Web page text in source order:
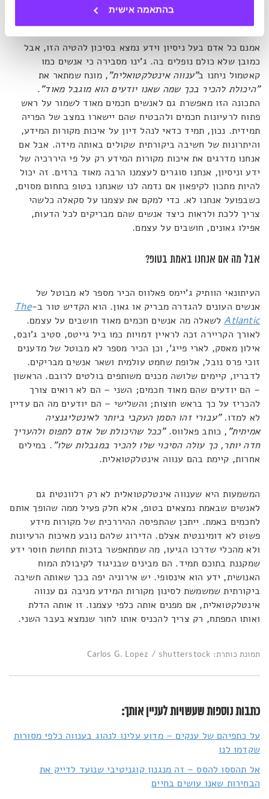
בהתאמה אישית
העבר – והדחף לפעול כך גובר ככל שאנו צוברים יותר ניסיון"
אמנם כל אדם בעל ניסיון וידע נמצא בסיכון להטיה הזו, אבל
כמובן שלא כולם נופלים בה. ג'ינו מסבירה כי אנשים כמו
קאטמול ניחנו ב"ענווה אינטלקטואלית", מונח שמתאר את
"היכולת להכיר בכך שמה שאנו יודעים הוא מוגבל מאוד".
התכונה הזו מאפשרת גם לאנשים חכמים מאוד לשמור על ראש
פתוח לרעיונות חכמים ולהבטיח שהם יישארו במצב של הפריה
תמידית. נכון, תמיד כדאי לנהל דיון על איכות מקורות המידע,
והיתרונות של חשיבה ביקורתית שקולים באותה מידה. אבל אם
אנחנו מדרגים את איכות מקורות המידע רק על פי היררכיה של
ידע וניסיון, אנחנו סוגרים לעצמנו הרבה מאוד ברזים. זה יכול
להיות מתכון לקיפאון אם נדמה לנו שאנחנו בטופ בתחום מסוים,
כשבפועל אנחנו לא. כדי למקם את עצמנו על סקאלה כלשהי
צריך ללכת ולראות כיצד אנשים שהם מבריקים לכל הדעות,
אפילו גאונים, חושבים על עצמם.
אבל מה אם אנחנו באמת בטופ?
העיתונאי הוותיק ג'יימס פאלווס הכיר מספר לא מבוטל של
אנשים העונים להגדרה מבריק או גאון. הוא הקדיש טור ב-The
Atlanticלשאלה מה אנשים חכמים מאוד חושבים על עצמם.
לאורך הקריירה זכה לראיין דמויות כמו ביל גייטס, סטיב ג'ובס,
אילון מאסק, לארי פייג', וכן הכיר מספר לא מבוטל של מדענים
זוכי פרס נובל, אלופת שחמט עולמית ושאר אנשים מבריקים.
לדבריו, קיימים שלושה מכנים משותפים בולטים לרובם. הראשון
– הם יודעים שהם מאוד חכמים; השני – הם לא רואים צורך
להכריז על כך בראש חוצות; והשלישי – הם יודעים מה הם עדיין
לא למדו."עבורי זהו הסמן העקבי ביותר לאינטליגנציה
אמיתית", כותב פאלווס. "ככל שהיכולת של אדם לתפוס ולהעריך
חדה יותר, כך עולה הסיכוי שלו להכיר במגבלות שלו". במילים
אחרות, קיימת בהם ענווה אינטלקטואלית.
המשמעות היא שענווה אינטלקטואלית לא רק רלוונטית גם
לאנשים שבאמת נמצאים בטופ, אלא חלק פעיל ממה שהופך אותם
לחכמים באמת. ייתכן שהתפיסה ההיררכית של מקורות מידע
פשוט לא דומיננטית אצלם. הדירוג שלהם נובע מאיכות הרעיונות
ולא מהכלי שדרכו הגיעו, מה שמתאפשר בזכות תחושת חוסר ידע
שמקננת בתוכם תמיד. הם מבינים שבניגוד לקיבולת המוח
האנושית, ידע הוא אינסופי. יש אירוניה יפה בכך שאותה חשיבה
ביקורתית שמשמשת לסינון מקורות המידע מניבה גם ענווה
אינטלקטואלית, אם מפנים אותה כלפי עצמנו. זו אותה הדלת
ואותו המפתח, רק צריך להכניס אותו לחור שנמצא בעבר השני.
תמונת כותרת: Carlos G. Lopez / shutterstock
כתבות נוספות שעשויות לעניין אותך:
על כתפיהם של ענקים – מדוע עלינו לנהוג בענווה כלפי מסורות
שקדמו לנו
אל תהססו להסס – זה מנגנון קוגניטיבי שנועד לדייק את
הבחירות שאנו עושים בחיים